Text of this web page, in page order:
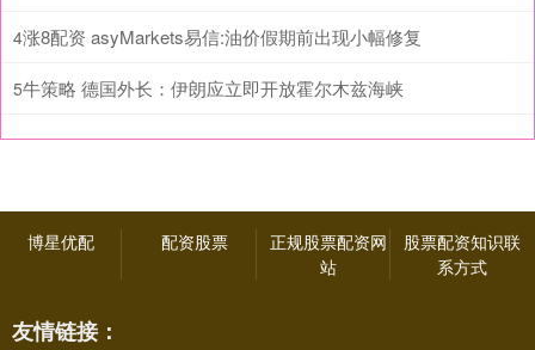
4涨8配资 asyMarkets易信:油价假期前出现小幅修复
5牛策略 德国外长：伊朗应立即开放霍尔木兹海峡
博星优配 配资股票
正规股票配资网
站
股票配资知识联
系方式
友情链接：